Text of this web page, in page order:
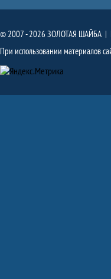
© 2007 - 2026 ЗОЛОТАЯ ШАЙБА |
При использовании материалов